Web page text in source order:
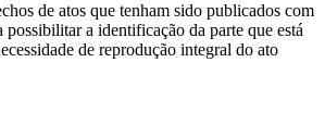
de atos que tenham sido publicados com
a identificação da parte que está
de reprodução integral do ato